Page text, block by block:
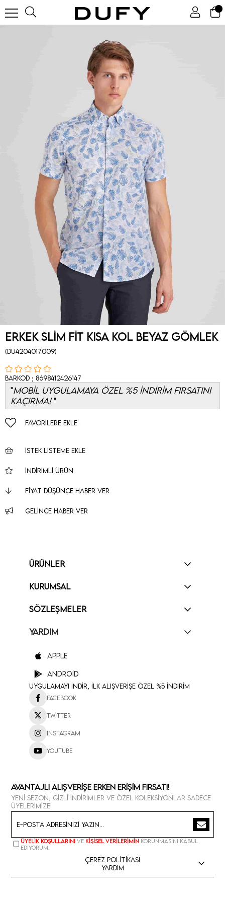
Erkek Slim Fit Kısa Kol Beyaz Gömlek
(DU4204017009)
Barkod : 8698412426147
MOBİL UYGULAMAYA ÖZEL %5 İNDİRİM FIRSATINI
KAÇIRMA!
FAVORILERE EKLE
İSTEK LISTEME EKLE
İNDIRIMLI ÜRÜN
FIYAT DÜŞÜNCE HABER VER
GELINCE HABER VER
ÜRÜNLER
KURUMSAL
SÖZLEŞMELER
YARDIM
Apple
Android
Uygulamayı İndir, İlk Alışverişe Özel %5 İndirim
Facebook
Twitter
Instagram
Youtube
Avantajlı Alışverişe Erken Erişim Fırsatı!
Yeni sezon, gizli indirimler ve özel koleksiyonlar sadece
üyelerimize!
Üyelik koşullarını ve kişisel verilerimin korunmasını kabul
ediyorum.
Çerez Politikası
Yardım